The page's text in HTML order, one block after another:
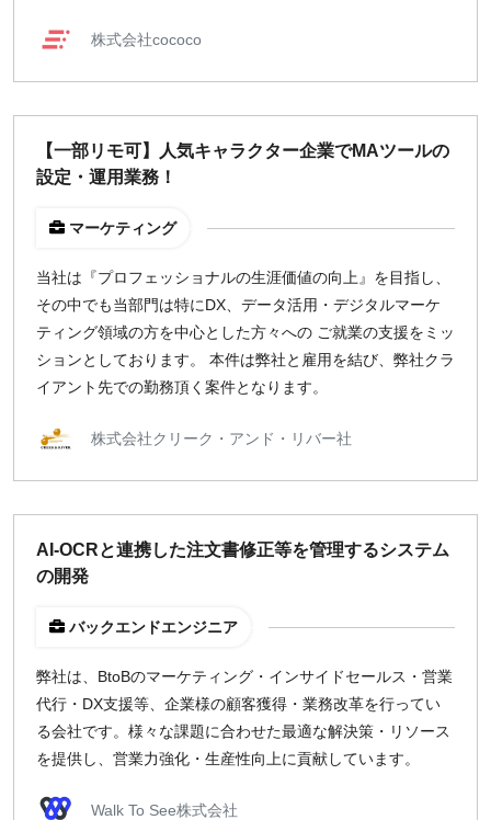
株式会社cococo
【一部リモ可】人気キャラクター企業でMAツールの
設定・運用業務！
マーケティング
当社は『プロフェッショナルの生涯価値の向上』を目指し、
その中でも当部門は特にDX、データ活用・デジタルマーケ
ティング領域の方を中心とした方々への ご就業の支援をミッ
ションとしております。 本件は弊社と雇用を結び、弊社クラ
イアント先での勤務頂く案件となります。
株式会社クリーク・アンド・リバー社
AI-OCRと連携した注文書修正等を管理するシステム
の開発
バックエンドエンジニア
弊社は、BtoBのマーケティング・インサイドセールス・営業
代行・DX​支援等、企業様の顧客獲得・業務改革を行ってい
る会社です。様々な課題に合わせた最適な解決策・リソース
を提供し、営業力強化・生産性向上に貢献​しています。
Walk To See株式会社